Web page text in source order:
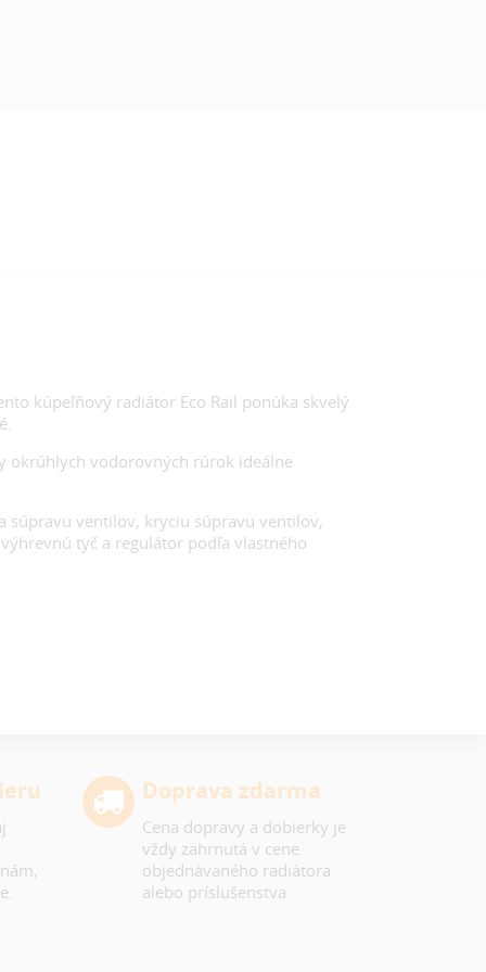
kúpeľňový radiátor Eco Rail ponúka skvelý
okrúhlych vodorovných rúrok ideálne
súpravu ventilov, kryciu súpravu ventilov,
tyč a regulátor podľa vlastného
Doprava zdarma
Cena dopravy a dobierky je
vždy zahrnutá v cene
objednávaného radiátora
alebo príslušenstva